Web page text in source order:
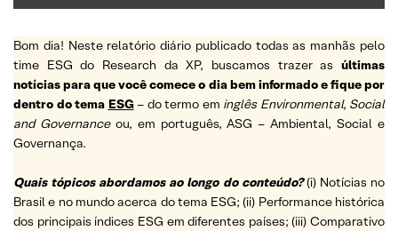
Bom dia! Neste relatório diário publicado todas as manhãs pelo
time ESG do Research da XP, buscamos trazer as últimas
notícias para que você comece o dia bem informado e fique por
dentro do tema ESG – do termo em inglês Environmental, Social
and Governance ou, em português, ASG – Ambiental, Social e
Governança.
Quais tópicos abordamos ao longo do conteúdo? (i) Notícias no
Brasil e no mundo acerca do tema ESG; (ii) Performance histórica
dos principais índices ESG em diferentes países; (iii) Comparativo